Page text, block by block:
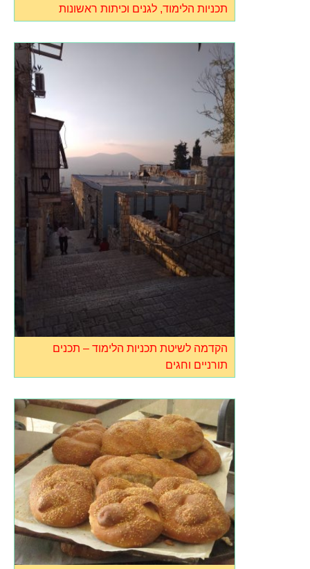
תכניות הלימוד, לגנים וכיתות ראשונות
הקדמה לשיטת תכניות הלימוד – תכנים
תורניים וחגים